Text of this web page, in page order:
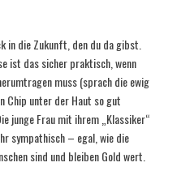
in die Zukunft, den du da gibst.
ist das sicher praktisch, wenn
muss (sprach die ewig
Chip unter der Haut so gut
junge Frau mit ihrem „Klassiker“
sympathisch – egal, wie die
sind und bleiben Gold wert.